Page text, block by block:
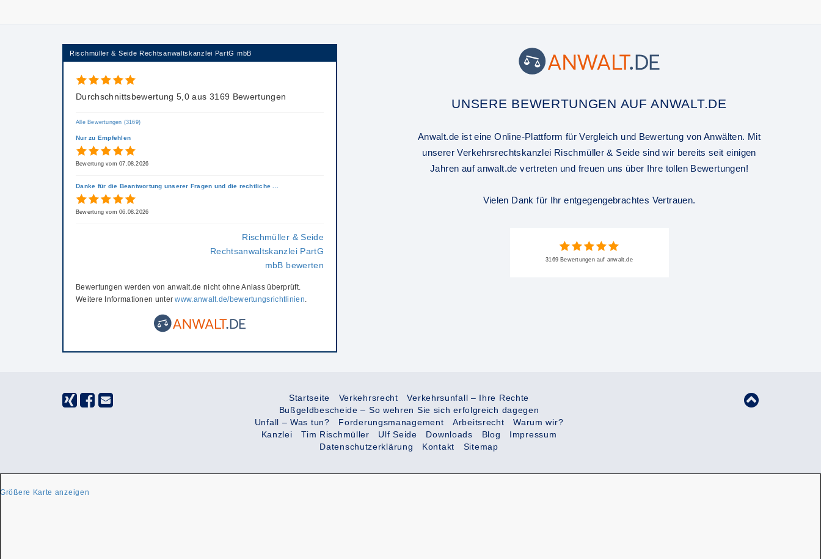
Rischmüller & Seide Rechtsanwaltskanzlei PartG mbB
Durchschnittsbewertung 5,0 aus 3169 Bewertungen
Alle Bewertungen (3169)
Nur zu Empfehlen
Bewertung vom 07.08.2026
Danke für die Beantwortung unserer Fragen und die rechtliche ...
Bewertung vom 06.08.2026
Rischmüller & Seide
Rechtsanwaltskanzlei PartG
mbB bewerten
Bewertungen werden von anwalt.de nicht ohne Anlass überprüft.
Weitere Informationen unterwww.anwalt.de/bewertungsrichtlinien.
UNSERE BEWERTUNGEN AUF ANWALT.DE
Anwalt.de ist eine Online-Plattform für Vergleich und Bewertung von Anwälten. Mit
unserer Verkehrsrechtskanzlei Rischmüller & Seide sind wir bereits seit einigen
Jahren auf anwalt.de vertreten und freuen uns über Ihre tollen Bewertungen!
Vielen Dank für Ihr entgegengebrachtes Vertrauen.
3169 Bewertungen auf anwalt.de
Startseite Verkehrsrecht
Verkehrsunfall – Ihre Rechte
Bußgeldbescheide – So wehren Sie sich erfolgreich dagegen
Unfall – Was tun?
Forderungsmanagement Arbeitsrecht
Warum wir?
Kanzlei
Tim Rischmüller Ulf Seide Downloads Blog
Impressum
Datenschutzerklärung
Kontakt Sitemap
Größere Karte anzeigen